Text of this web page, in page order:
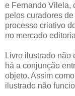
e Fernando Vilela,
pelos curadores
processo criativo
no mercado
Livro ilustrado não
há a conjunção
objeto. Assim
ilustrado não